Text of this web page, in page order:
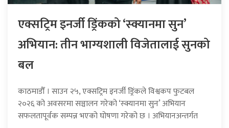
एक्सट्रिम इनर्जी ड्रिंकको ‘स्क्यानमा सुन’
अभियान: तीन भाग्यशाली विजेतालाई सुनको
बल
काठमाडौँ । साउन २५, एक्सट्रिम इनर्जी ड्रिंकले विश्वकप फुटबल
२०२६ को अवसरमा सञ्चालन गरेको ‘स्क्यानमा सुन’ अभियान
सफलतापूर्वक सम्पन्न भएको घोषणा गरेको छ । अभियानअन्तर्गत